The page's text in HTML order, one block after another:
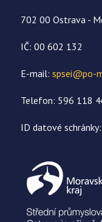
702 00 Ostrava -
IČ: 00 602 132
E-mail: spsei@po-
Telefon: 596 118
ID datové